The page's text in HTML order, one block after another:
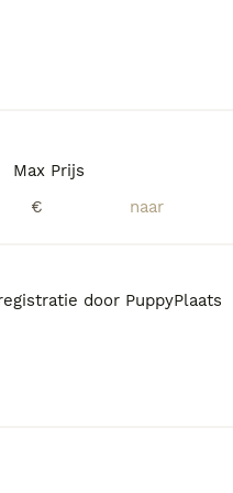
Max Prijs
€
door PuppyPlaats
Pups te koop
wil zien voor deze
je zoekopdracht op en
hond:
bewaren
Terriër
altijd makkelijk